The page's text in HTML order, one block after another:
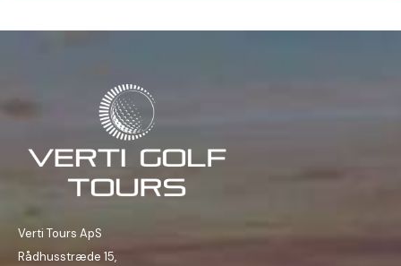
Verti Tours ApS
Rådhusstræde 15,